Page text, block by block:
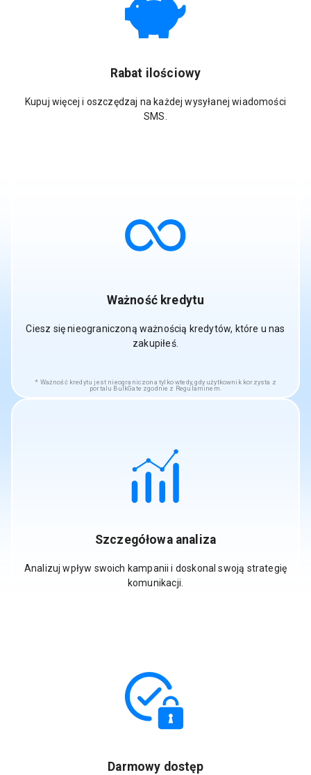
Rabat ilościowy
Kupuj więcej i oszczędzaj na każdej wysyłanej wiadomości
SMS.
Ważność kredytu
Ciesz się nieograniczoną ważnością kredytów, które u nas
zakupiłeś.
Ważność kredytu jest nieograniczona tylko wtedy, gdy użytkownik korzysta z
portalu BulkGate zgodnie z Regulaminem.
Szczegółowa analiza
Analizuj wpływ swoich kampanii i doskonal swoją strategię
komunikacji.
Darmowy dostęp